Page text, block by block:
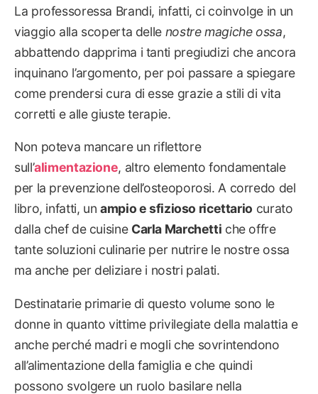
La professoressa Brandi, infatti, ci coinvolge in un
viaggio alla scoperta delle nostre magiche ossa,
abbattendo dapprima i tanti pregiudizi che ancora
inquinano l’argomento, per poi passare a spiegare
come prendersi cura di esse grazie a stili di vita
corretti e alle giuste terapie.
Non poteva mancare un riflettore
sull’alimentazione, altro elemento fondamentale
per la prevenzione dell’osteoporosi. A corredo del
libro, infatti, un ampio e sfizioso ricettario curato
dalla chef de cuisine Carla Marchetti che offre
tante soluzioni culinarie per nutrire le nostre ossa
ma anche per deliziare i nostri palati.
Destinatarie primarie di questo volume sono le
donne in quanto vittime privilegiate della malattia e
anche perché madri e mogli che sovrintendono
all’alimentazione della famiglia e che quindi
possono svolgere un ruolo basilare nella